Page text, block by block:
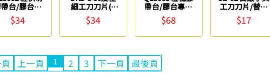
台/膠台專
刀片 ABEL
$34
細工刀刀片(5
入) OLFA
$34
帶台/膠台專用
刀片 ABEL
$68
工刀刀片/替刃
COX
$17
上一頁 1 2 3 下一頁 最後頁